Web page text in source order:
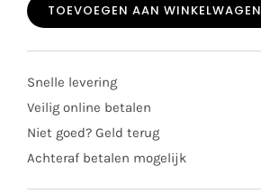
slaapzak
dreams
aantal
TOEVOEGEN AAN WINKELWAGEN
Snelle levering
Veilig online betalen
Niet goed? Geld terug
Achteraf betalen mogelijk